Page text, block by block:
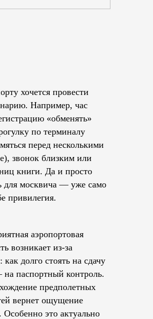
хочется провести
Например, час
«обменять»
по терминалу
перед несколькими
звонок близким или
книги. Да и просто
для москвича — уже само
привилегия.
аэропортовая
возникает из-за
долго стоять на сдачу
паспортный контроль.
предполетных
вернет ощущение
Особенно это актуально